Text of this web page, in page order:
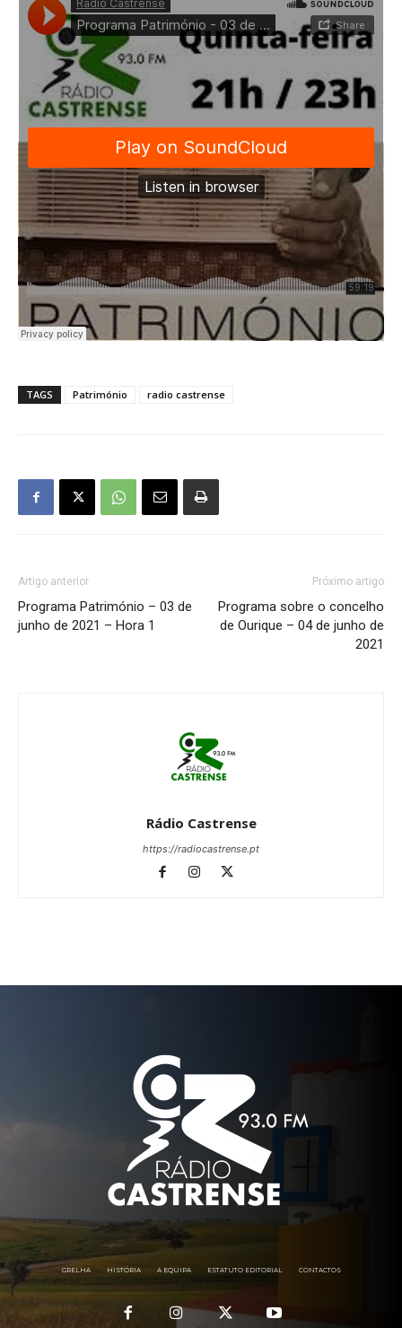
TAGS Património radio castrense
Artigo anterior
Programa Património – 03 de
junho de 2021 – Hora 1
Próximo artigo
Programa sobre o concelho
de Ourique – 04 de junho de
2021
Rádio Castrense
https://radiocastrense.pt
GRELHA HISTÓRIA A EQUIPA ESTATUTO EDITORIAL CONTACTOS